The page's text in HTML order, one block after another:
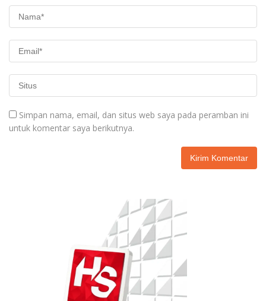
Simpan nama, email, dan situs web saya pada peramban ini
untuk komentar saya berikutnya.